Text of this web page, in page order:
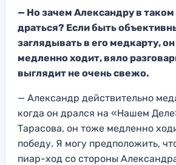
— Но зачем Александру в
драться? Если быть
заглядывать в его медкарту,
медленно ходит, вяло
выглядит не очень свежо.
— Александр действительно
когда он дрался на «Нашем
Тарасова, он тоже медленно
победу. Я могу предположить,
пиар-ход со стороны